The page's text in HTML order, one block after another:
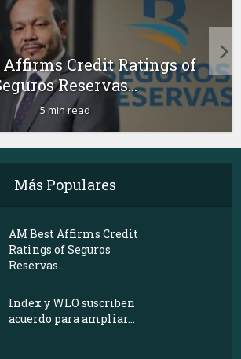
Affirms Credit Ratings of
Reservas...
5 min read
Más Populares
AM Best Affirms Credit
Ratings of Seguros
Reservas...
Index y WLO suscriben
acuerdo para ampliar...